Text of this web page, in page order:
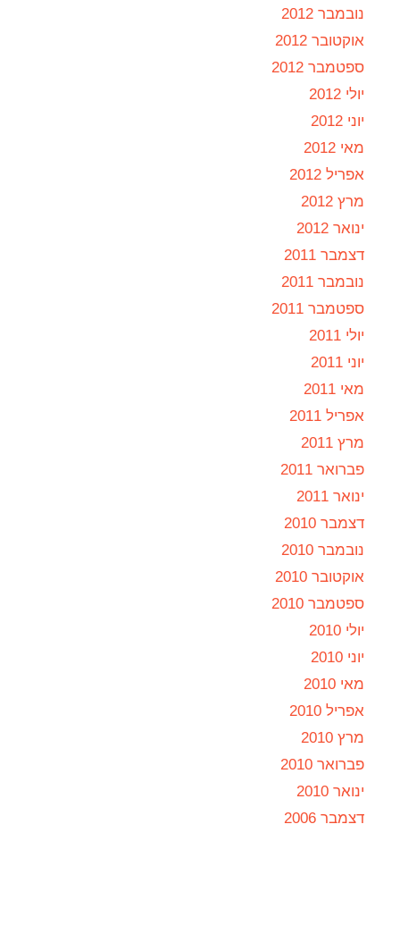
נובמבר 2012
אוקטובר 2012
ספטמבר 2012
יולי 2012
יוני 2012
מאי 2012
אפריל 2012
מרץ 2012
ינואר 2012
דצמבר 2011
נובמבר 2011
ספטמבר 2011
יולי 2011
יוני 2011
מאי 2011
אפריל 2011
מרץ 2011
פברואר 2011
ינואר 2011
דצמבר 2010
נובמבר 2010
אוקטובר 2010
ספטמבר 2010
יולי 2010
יוני 2010
מאי 2010
אפריל 2010
מרץ 2010
פברואר 2010
ינואר 2010
דצמבר 2006